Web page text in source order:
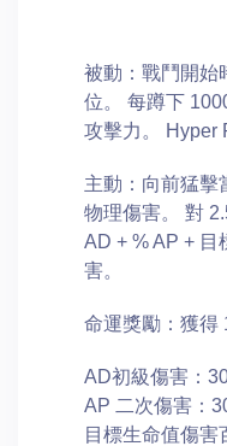
被動：戰鬥開始
位。 每蹲下
攻擊力。 Hyper
主動：向前猛擊
物理傷害。 對
AD + % AP + 目
害。
命運獎勵：獲得
AD初級傷害：
AP 二次傷害：
目標生命值傷害